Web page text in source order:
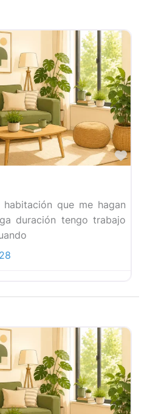
habitación que me hagan
duración tengo trabajo